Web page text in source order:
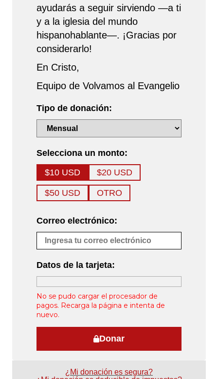
ayudarás a seguir sirviendo —a ti
y a la iglesia del mundo
hispanohablante—. ¡Gracias por
considerarlo!
En Cristo,
Equipo de Volvamos al Evangelio
Tipo de donación:
Selecciona un monto:
$10 USD
$20 USD
$50 USD OTRO
Correo electrónico:
Datos de la tarjeta:
No se pudo cargar el procesador de
pagos. Recarga la página e intenta de
nuevo.
Donar
¿Mi donación es segura?